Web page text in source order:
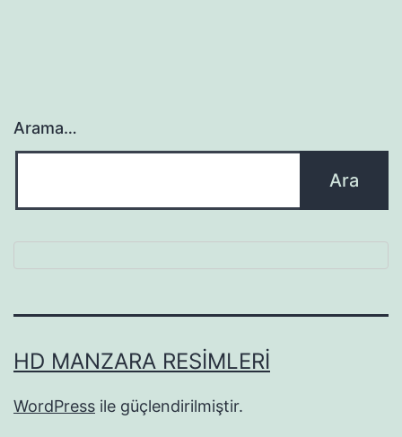
Arama…
HD MANZARA RESIMLERI
WordPress ile güçlendirilmiştir.